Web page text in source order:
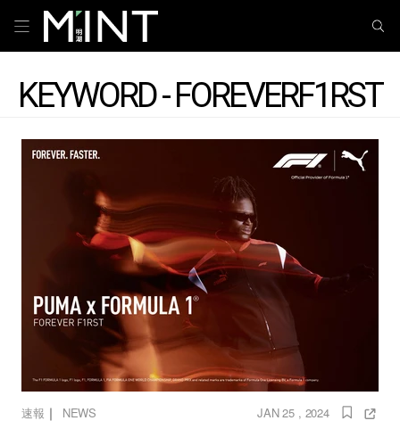
KEYWORD - FOREVERF1RST
速報 ｜ NEWS JAN 25 , 2024